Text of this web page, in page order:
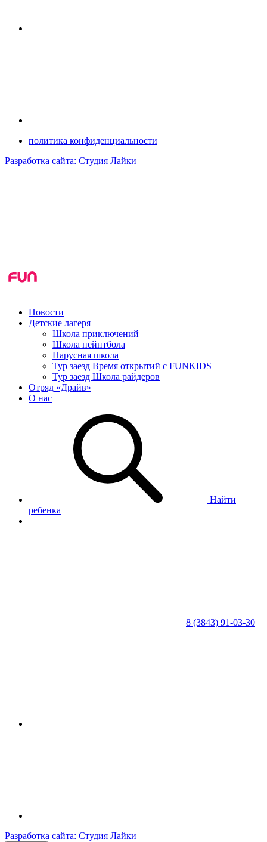
политика конфиденциальности
Разработка сайта: Студия Лайки
Новости
Детские лагеря
Школа приключений
Школа пейнтбола
Парусная школа
Тур заезд Время открытий с FUNKIDS
Тур заезд Школа райдеров
Отряд «Драйв»
О нас
Найти
ребенка
8 (3843) 91-03-30
Разработка сайта: Студия Лайки